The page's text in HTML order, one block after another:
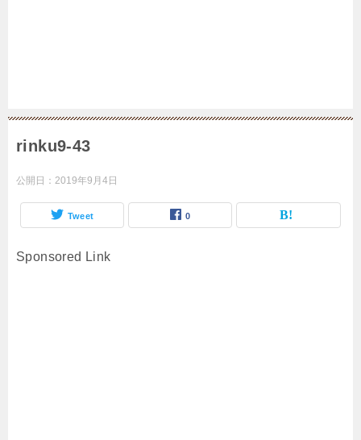
rinku9-43
公開日： 2019年9月4日
Tweet 0
Sponsored Link